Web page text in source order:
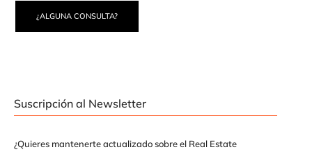
¿ALGUNA CONSULTA?
Suscripción al Newsletter
¿Quieres mantenerte actualizado sobre el Real Estate